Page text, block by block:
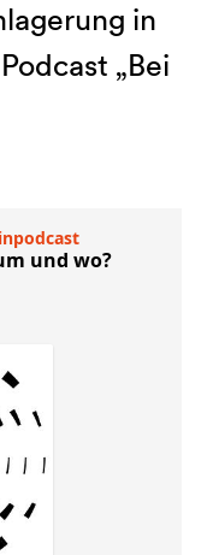
in
„Bei